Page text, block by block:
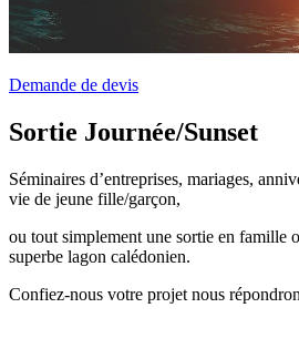
Demande de devis
Sortie Journée/Sunset
Séminaires d’entreprises, mariages,
vie de jeune fille/garçon,
ou tout simplement une sortie en famille
superbe lagon calédonien.
Confiez-nous votre projet nous